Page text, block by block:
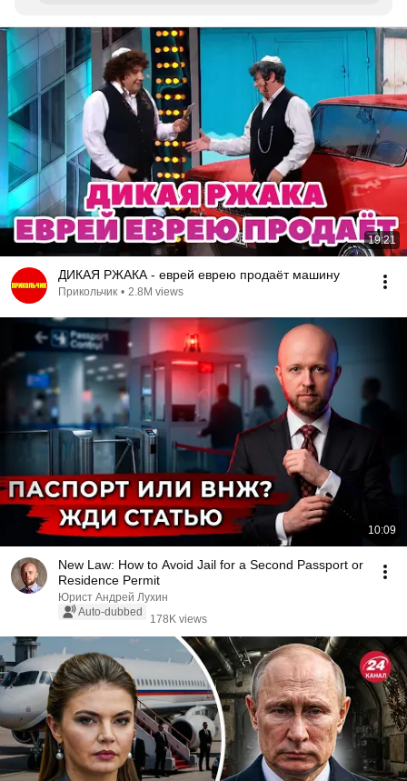
19:21
ДИКАЯ РЖАКА - еврей еврею продаёт машину
Прикольчик • 2.8M views
10:09
New Law: How to Avoid Jail for a Second Passport or
Residence Permit
Юрист Андрей Лухин
Auto-dubbed
178K views